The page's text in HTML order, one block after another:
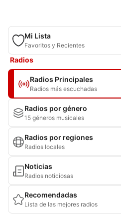
Mi Lista
Favoritos y Recientes
Radios
Radios Principales
Radios más escuchadas
Radios por género
15 géneros musicales
Radios por regiones
Radios locales
Noticias
Radios noticiosas
Recomendadas
Lista de las mejores radios